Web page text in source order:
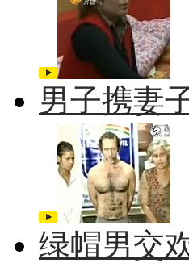
男子携妻
绿帽男交